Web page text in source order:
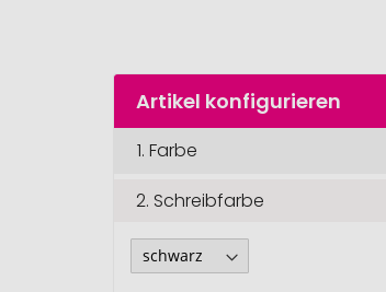
Artikel konfigurieren
1.Farbe
2. Schreibfarbe